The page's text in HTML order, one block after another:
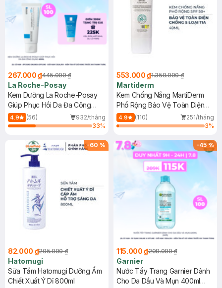
267.000 ₫445.000 ₫
La Roche-Posay
Kem Dưỡng La Roche-Posay
Giúp Phục Hồi Da Đa Công
Dụng 40ml
4.9 (56)
932/tháng
33%
553.000 ₫1.350.000 ₫
Martiderm
Kem Chống Nắng MartiDerm
Phổ Rộng Bảo Vệ Toàn Diện
40ml
4.9 (110)
251/tháng
3%
-60 %
82.000 ₫205.000 ₫
Hatomugi
Sữa Tắm Hatomugi Dưỡng Ẩm
Chiết Xuất Ý Dĩ 800ml
-45%
115.000 ₫209.000 ₫
Garnier
Nước Tẩy Trang Garnier Dành
Cho Da Dầu Và Mụn 400ml